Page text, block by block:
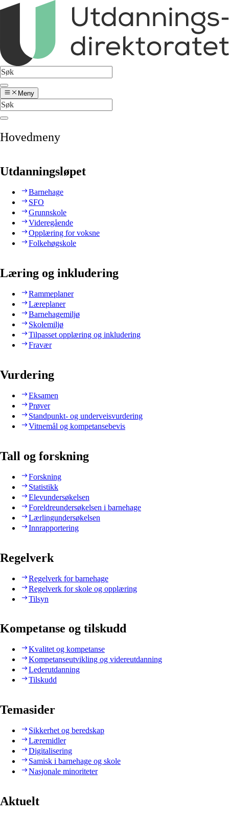
Meny
Hovedmeny
Utdanningsløpet
Barnehage
SFO
Grunnskole
Videregående
Opplæring for voksne
Folkehøgskole
Læring og inkludering
Rammeplaner
Læreplaner
Barnehagemiljø
Skolemiljø
Tilpasset opplæring og inkludering
Fravær
Vurdering
Eksamen
Prøver
Standpunkt- og underveisvurdering
Vitnemål og kompetansebevis
Tall og forskning
Forskning
Statistikk
Elevundersøkelsen
Foreldreundersøkelsen i barnehage
Lærlingundersøkelsen
Innrapportering
Regelverk
Regelverk for barnehage
Regelverk for skole og opplæring
Tilsyn
Kompetanse og tilskudd
Kvalitet og kompetanse
Kompetanseutvikling og videreutdanning
Lederutdanning
Tilskudd
Temasider
Sikkerhet og beredskap
Læremidler
Digitalisering
Samisk i barnehage og skole
Nasjonale minoriteter
Aktuelt